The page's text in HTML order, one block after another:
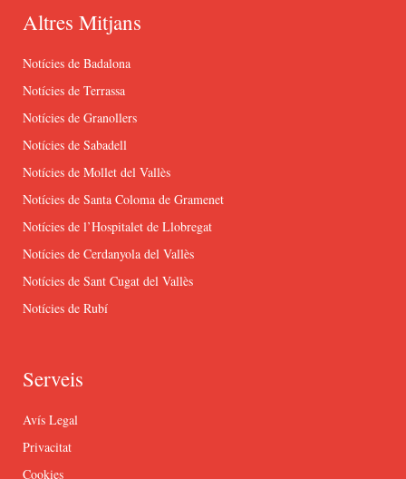
Altres Mitjans
Notícies de Badalona
Notícies de Terrassa
Notícies de Granollers
Notícies de Sabadell
Notícies de Mollet del Vallès
Notícies de Santa Coloma de Gramenet
Notícies de l’Hospitalet de Llobregat
Notícies de Cerdanyola del Vallès
Notícies de Sant Cugat del Vallès
Notícies de Rubí
Serveis
Avís Legal
Privacitat
Cookies